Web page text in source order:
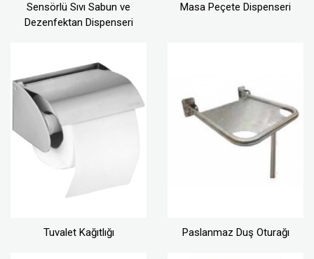
Sensörlü Sıvı Sabun ve
Dezenfektan Dispenseri
Masa Peçete Dispenseri
Tuvalet Kağıtlığı Paslanmaz Duş Oturağı